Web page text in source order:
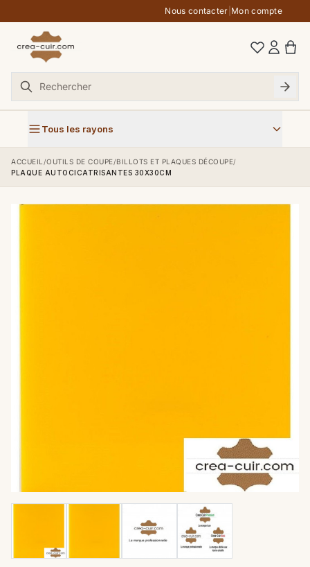
Nous contacter Mon compte
Tous les rayons
ACCUEIL /OUTILS DE COUPE/BILLOTS ET PLAQUES DÉCOUPE/
PLAQUE AUTOCICATRISANTES 30X30CM